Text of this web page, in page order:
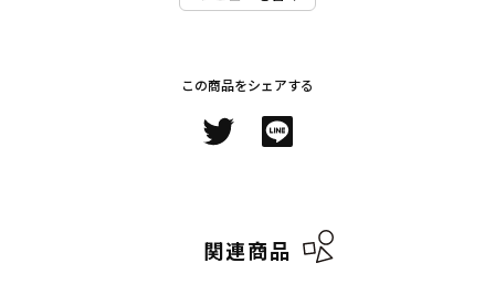
この商品をシェアする
関連商品